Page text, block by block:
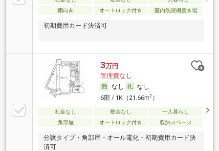
南向き
オートロック付き 室内洗濯機置き場
初期費用カード決済可
3万円
管理費なし
なし
なし
6階 / 1K（21.66m2）
礼金なし 敷金なし
一人暮らし
角部屋
オートロック付き 収納スペース
分譲タイプ・角部屋・オール電化・初期費用カード決
済可